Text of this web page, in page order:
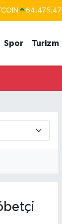
64.475,47
EURO 55,1336
64,2534
Spor Turizm